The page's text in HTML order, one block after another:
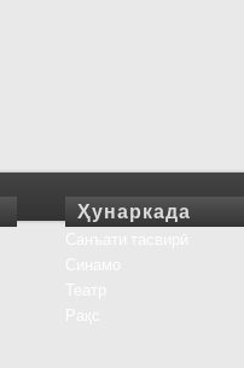
Ҳунаркада